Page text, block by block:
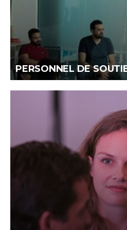
PERSONNEL DE